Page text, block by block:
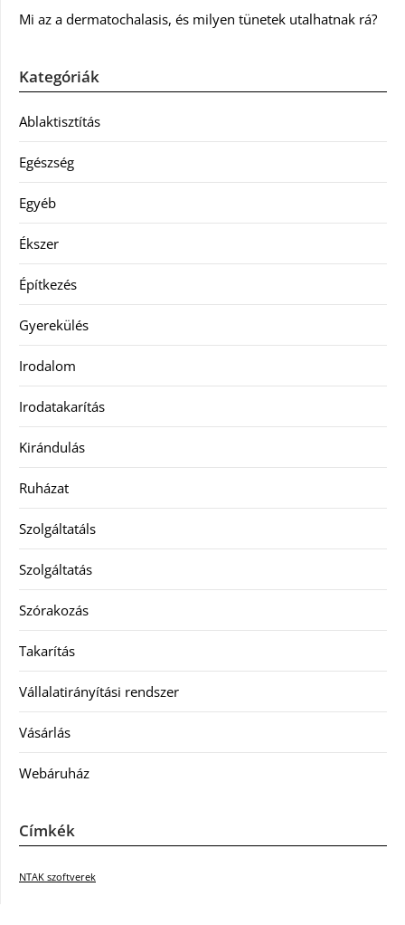
Mi az a dermatochalasis, és milyen tünetek utalhatnak rá?
Kategóriák
Ablaktisztítás
Egészség
Egyéb
Ékszer
Építkezés
Gyerekülés
Irodalom
Irodatakarítás
Kirándulás
Ruházat
Szolgáltatáls
Szolgáltatás
Szórakozás
Takarítás
Vállalatirányítási rendszer
Vásárlás
Webáruház
Címkék
NTAK szoftverek